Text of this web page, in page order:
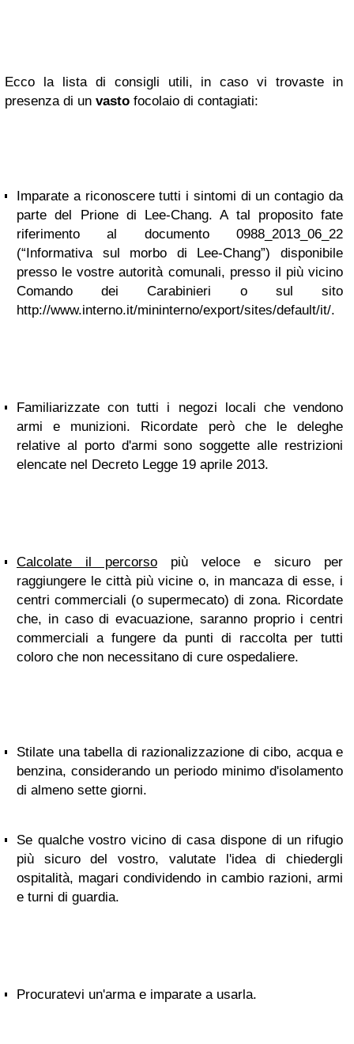
Ecco la lista di consigli utili, in caso vi trovaste in
presenza di un vasto focolaio di contagiati:
Imparate a riconoscere tutti i sintomi di un contagio da
parte del Prione di Lee-Chang. A tal proposito fate
riferimento al documento 0988_2013_06_22
(“Informativa sul morbo di Lee-Chang”) disponibile
presso le vostre autorità comunali, presso il più vicino
Comando dei Carabinieri o sul sito
http://www.interno.it/mininterno/export/sites/default/it/.
Familiarizzate con tutti i negozi locali che vendono
armi e munizioni. Ricordate però che le deleghe
relative al porto d'armi sono soggette alle restrizioni
elencate nel Decreto Legge 19 aprile 2013.
Calcolate il percorso più veloce e sicuro per
raggiungere le città più vicine o, in mancaza di esse, i
centri commerciali (o supermecato) di zona. Ricordate
che, in caso di evacuazione, saranno proprio i centri
commerciali a fungere da punti di raccolta per tutti
coloro che non necessitano di cure ospedaliere.
Stilate una tabella di razionalizzazione di cibo, acqua e
benzina, considerando un periodo minimo d'isolamento
di almeno sette giorni.
Se qualche vostro vicino di casa dispone di un rifugio
più sicuro del vostro, valutate l'idea di chiedergli
ospitalità, magari condividendo in cambio razioni, armi
e turni di guardia.
Procuratevi un'arma e imparate a usarla.